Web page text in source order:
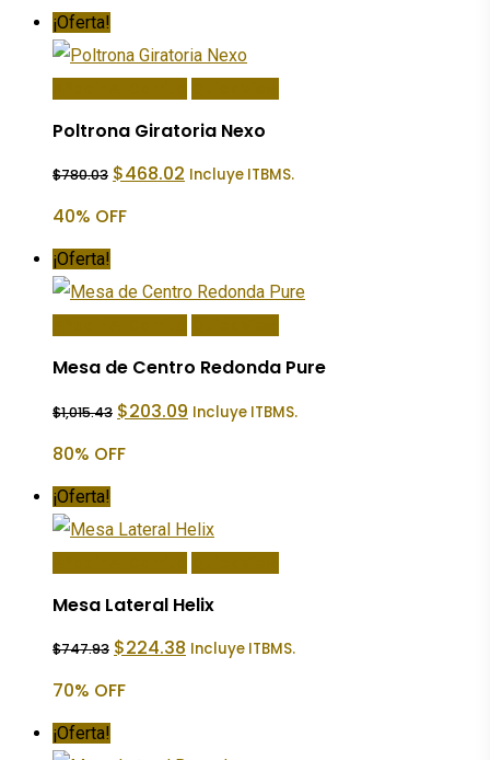
¡Oferta!
Poltrona Giratoria Nexo
$780.03 El
precio
era:
$468.02 El
precio
Incluye ITBMS.
40% OFF
¡Oferta!
Mesa de Centro Redonda Pure
$1,015.43 El
precio
era:
$203.09 El
precio
Incluye ITBMS.
80% OFF
¡Oferta!
Mesa Lateral Helix
$747.93 El
precio
era:
$224.38 El
precio
Incluye ITBMS.
70% OFF
¡Oferta!